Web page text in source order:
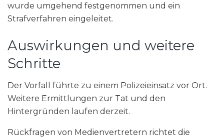
wurde umgehend festgenommen und ein
Strafverfahren eingeleitet.
Auswirkungen und weitere
Schritte
Der Vorfall führte zu einem Polizeieinsatz vor Ort.
Weitere Ermittlungen zur Tat und den
Hintergründen laufen derzeit.
Rückfragen von Medienvertretern richtet die